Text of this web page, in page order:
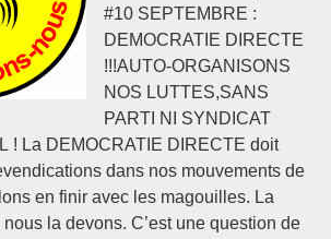
#10 SEPTEMBRE :
DEMOCRATIE DIRECTE
!!!AUTO-ORGANISONS
NOS LUTTES,SANS
PARTI NI SYNDICAT
! La DEMOCRATIE DIRECTE doit
dans nos mouvements de
en finir avec les magouilles. La
la devons. C’est une question de